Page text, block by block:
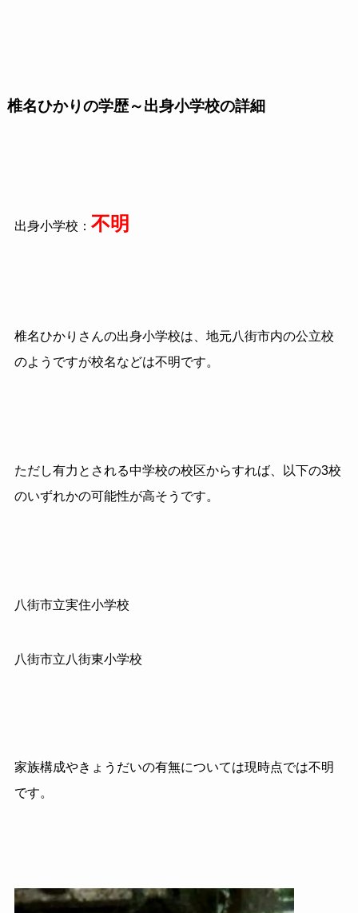
椎名ひかりの学歴～出身小学校の詳細
出身小学校： 不明
椎名ひかりさんの出身小学校は、地元八街市内の公立校
のようですが校名などは不明です。
ただし有力とされる中学校の校区からすれば、以下の3校
のいずれかの可能性が高そうです。
八街市立実住小学校
八街市立八街東小学校
家族構成やきょうだいの有無については現時点では不明
です。